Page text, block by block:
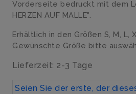
Vorderseite bedruckt mit dem
HERZEN AUF MALLE".
Erhältlich in den Größen S, M, L,
Gewünschte Größe bitte
Lieferzeit: 2-3 Tage
Seien Sie der erste, der